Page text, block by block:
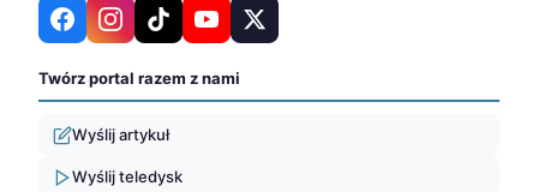
Twórz portal razem z nami
Wyślij artykuł
Wyślij teledysk